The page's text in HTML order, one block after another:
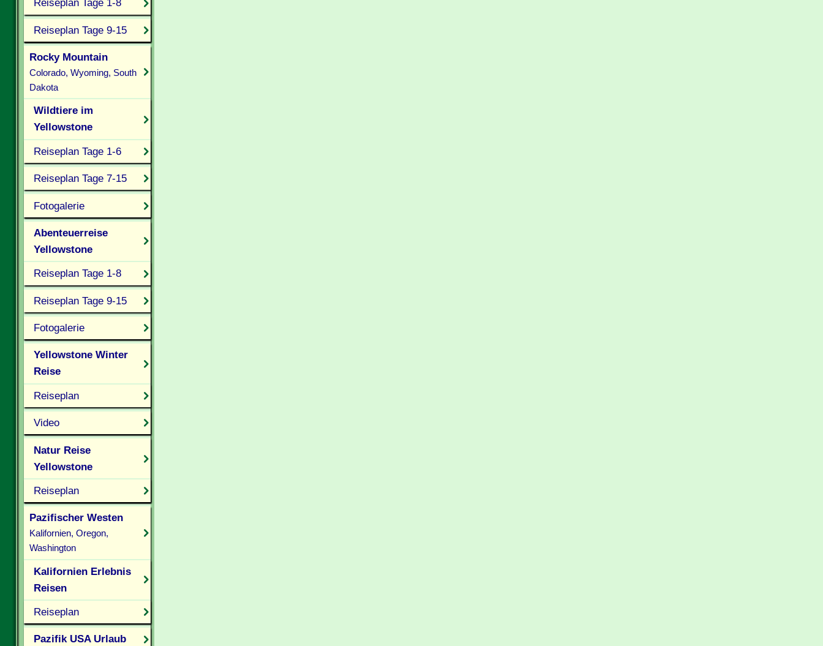
Reiseplan Tage 1-8
Reiseplan Tage 9-15
Rocky Mountain
Colorado, Wyoming, South
Dakota
Wildtiere im
Yellowstone
Reiseplan Tage 1-6
Reiseplan Tage 7-15
Fotogalerie
Abenteuerreise
Yellowstone
Reiseplan Tage 1-8
Reiseplan Tage 9-15
Fotogalerie
Yellowstone Winter
Reise
Reiseplan
Video
Natur Reise
Yellowstone
Reiseplan
Pazifischer Westen
Kalifornien, Oregon,
Washington
Kalifornien Erlebnis
Reisen
Reiseplan
Pazifik USA Urlaub